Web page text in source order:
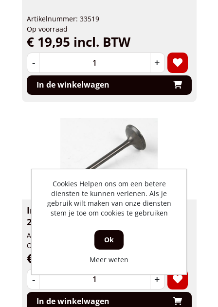
Artikelnummer: 33519
Op voorraad
€ 19,95 incl. BTW
- +
In de winkelwagen
Inlaatklep Skyteam, Hanway NT
26mm
Artikelnummer: 33486
Op voorraad
€ 12,95 incl. BTW
- +
In de winkelwagen
Cookies Helpen ons om een betere
diensten te kunnen verlenen. Als je
gebruik wilt maken van onze diensten
stem je toe om cookies te gebruiken
Ok
Meer weten